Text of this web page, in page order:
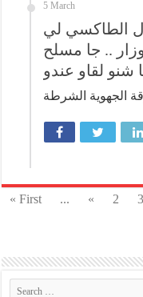
5 March
الطاكسي لي
.. جا مسلح
شنو لقاو عندو
« First ... « 2 3